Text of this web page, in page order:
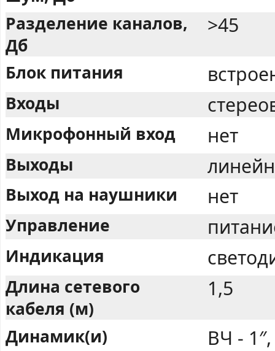
Разделение каналов,
Дб
>45
Блок питания
Входы
Микрофонный вход нет
Выходы
Выход на наушники нет
Управление
Индикация
Длина сетевого
кабеля (м)
1,5
Динамик(и) ВЧ -